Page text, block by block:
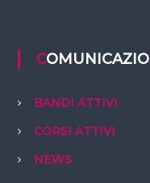
BANDI ATTIVI
CORSI ATTIVI
NEWS